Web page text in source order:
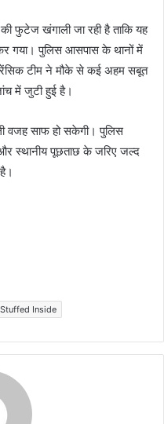
फुटेज खंगाली जा रही है ताकि यह
गया। पुलिस आसपास के थानों में
टीम ने मौके से कई अहम सबूत
में जुटी हुई है।
वजह साफ हो सकेगी। पुलिस
स्थानीय पूछताछ के जरिए जल्द
Inside